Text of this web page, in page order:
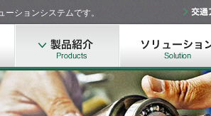
ションシステムです。